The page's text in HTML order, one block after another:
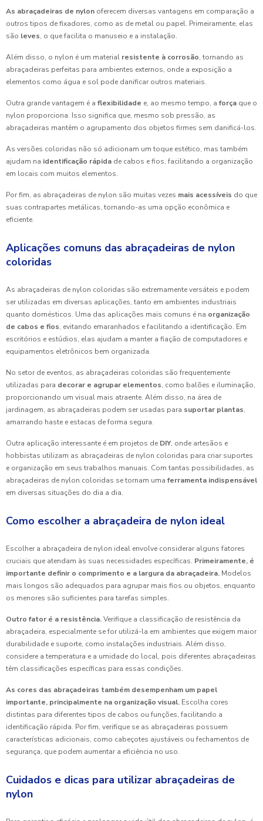
As abraçadeiras de nylon oferecem diversas vantagens em comparação a
outros tipos de fixadores, como as de metal ou papel. Primeiramente, elas
são leves, o que facilita o manuseio e a instalação.
Além disso, o nylon é um material resistente à corrosão, tornando as
abraçadeiras perfeitas para ambientes externos, onde a exposição a
elementos como água e sol pode danificar outros materiais.
Outra grande vantagem é a flexibilidade e, ao mesmo tempo, a força que o
nylon proporciona. Isso significa que, mesmo sob pressão, as
abraçadeiras mantêm o agrupamento dos objetos firmes sem danificá-los.
As versões coloridas não só adicionam um toque estético, mas também
ajudam na identificação rápida de cabos e fios, facilitando a organização
em locais com muitos elementos.
Por fim, as abraçadeiras de nylon são muitas vezes mais acessíveis do que
suas contrapartes metálicas, tornando-as uma opção econômica e
eficiente.
Aplicações comuns das abraçadeiras de nylon
coloridas
As abraçadeiras de nylon coloridas são extremamente versáteis e podem
ser utilizadas em diversas aplicações, tanto em ambientes industriais
quanto domésticos. Uma das aplicações mais comuns é na organização
de cabos e fios, evitando emaranhados e facilitando a identificação. Em
escritórios e estúdios, elas ajudam a manter a fiação de computadores e
equipamentos eletrônicos bem organizada.
No setor de eventos, as abraçadeiras coloridas são frequentemente
utilizadas para decorar e agrupar elementos, como balões e iluminação,
proporcionando um visual mais atraente. Além disso, na área de
jardinagem, as abraçadeiras podem ser usadas para suportar plantas,
amarrando haste e estacas de forma segura.
Outra aplicação interessante é em projetos de DIY, onde artesãos e
hobbistas utilizam as abraçadeiras de nylon coloridas para criar suportes
e organização em seus trabalhos manuais. Com tantas possibilidades, as
abraçadeiras de nylon coloridas se tornam uma ferramenta indispensável
em diversas situações do dia a dia.
Como escolher a abraçadeira de nylon ideal
Escolher a abraçadeira de nylon ideal envolve considerar alguns fatores
cruciais que atendam às suas necessidades específicas. Primeiramente, é
importante definir o comprimento e a largura da abraçadeira. Modelos
mais longos são adequados para agrupar mais fios ou objetos, enquanto
os menores são suficientes para tarefas simples.
Outro fator é a resistência.Verifique a classificação de resistência da
abraçadeira, especialmente se for utilizá-la em ambientes que exigem maior
durabilidade e suporte, como instalações industriais. Além disso,
considere a temperatura e a umidade do local, pois diferentes abraçadeiras
têm classificações específicas para essas condições.
As cores das abraçadeiras também desempenham um papel
importante, principalmente na organização visual. Escolha cores
distintas para diferentes tipos de cabos ou funções, facilitando a
identificação rápida. Por fim, verifique se as abraçadeiras possuem
características adicionais, como cabeçotes ajustáveis ou fechamentos de
segurança, que podem aumentar a eficiência no uso.
Cuidados e dicas para utilizar abraçadeiras de
nylon